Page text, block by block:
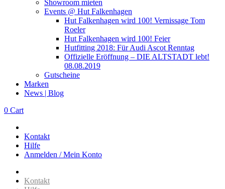
Showroom mieten
Events @ Hut Falkenhagen
Hut Falkenhagen wird 100! Vernissage Tom
Roeler
Hut Falkenhagen wird 100! Feier
Hutfitting 2018: Für Audi Ascot Renntag
Offizielle Eröffnung – DIE ALTSTADT lebt!
08.08.2019
Gutscheine
Marken
News | Blog
0 Cart
Kontakt
Hilfe
Anmelden / Mein Konto
Kontakt